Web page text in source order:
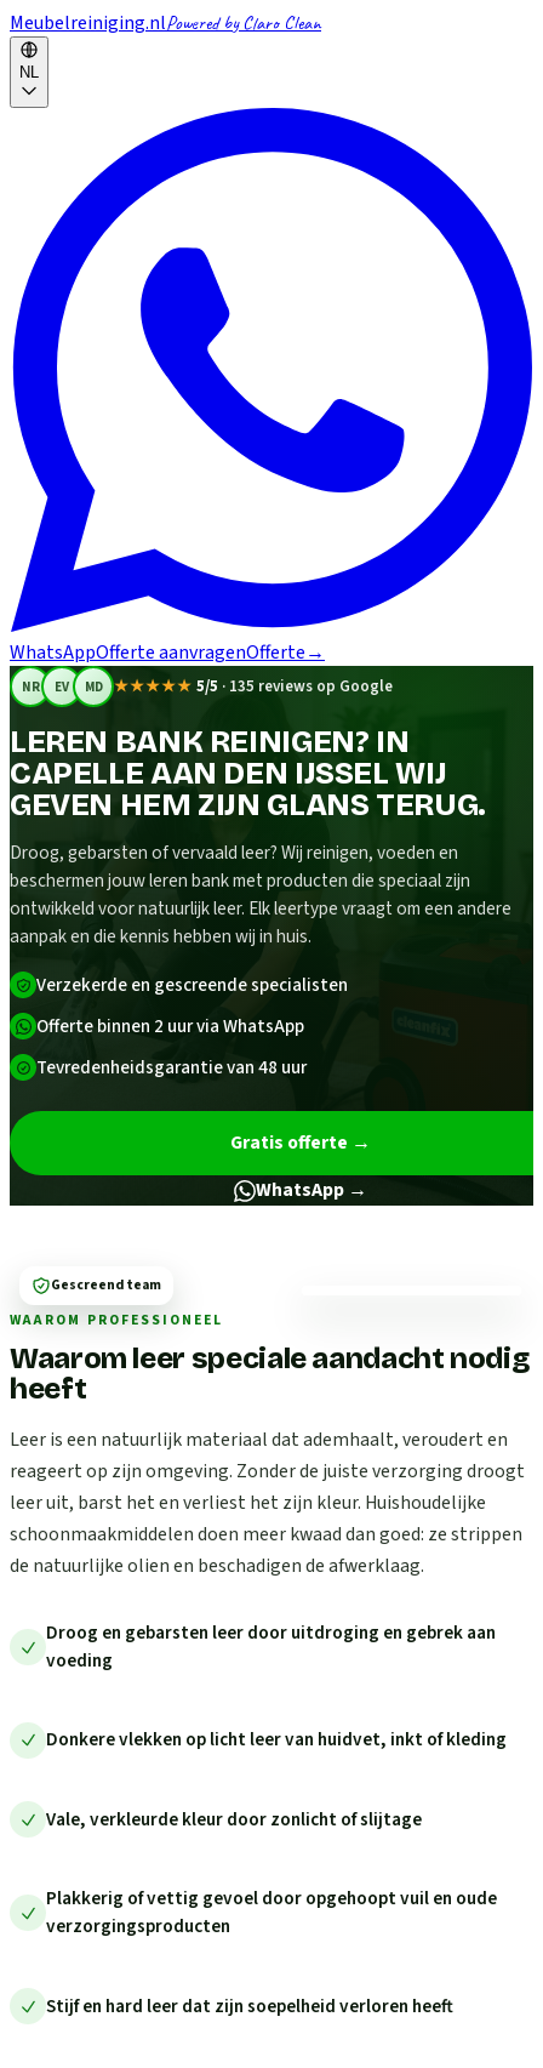
Meubelreiniging.nlPowered by Claro Clean
NL
WhatsAppOfferte aanvragenOfferte→
NR EV MD ★★★★★ 5/5 · 135 reviews op Google
LEREN BANK REINIGEN? IN
CAPELLE AAN DEN IJSSEL WIJ
GEVEN HEM ZIJN GLANS TERUG.
Droog, gebarsten of vervaald leer? Wij reinigen, voeden en
beschermen jouw leren bank met producten die speciaal zijn
ontwikkeld voor natuurlijk leer. Elk leertype vraagt om een andere
aanpak en die kennis hebben wij in huis.
Verzekerde en gescreende specialisten
Offerte binnen 2 uur via WhatsApp
Tevredenheidsgarantie van 48 uur
Gratis offerte →
WhatsApp →
WAAROM PROFESSIONEEL
Waarom leer speciale aandacht nodig
heeft
Leer is een natuurlijk materiaal dat ademhaalt, veroudert en
reageert op zijn omgeving. Zonder de juiste verzorging droogt
leer uit, barst het en verliest het zijn kleur. Huishoudelijke
schoonmaakmiddelen doen meer kwaad dan goed: ze strippen
de natuurlijke olien en beschadigen de afwerklaag.
Droog en gebarsten leer door uitdroging en gebrek aan
voeding
Donkere vlekken op licht leer van huidvet, inkt of kleding
Vale, verkleurde kleur door zonlicht of slijtage
Plakkerig of vettig gevoel door opgehoopt vuil en oude
verzorgingsproducten
Stijf en hard leer dat zijn soepelheid verloren heeft
Gescreend team